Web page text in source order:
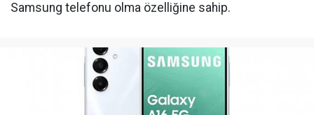
Samsung telefonu olma özelliğine sahip.